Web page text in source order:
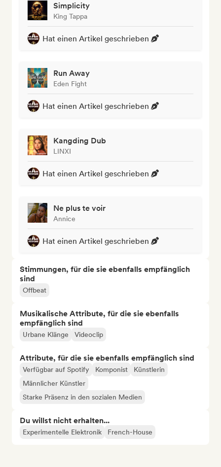
Simplicity
King Tappa
Hat einen Artikel geschrieben
Run Away
Eden Fight
Hat einen Artikel geschrieben
Kangding Dub
LINXI
Hat einen Artikel geschrieben
Ne plus te voir
Annice
Hat einen Artikel geschrieben
Stimmungen, für die sie ebenfalls empfänglich
sind
Offbeat
Musikalische Attribute, für die sie ebenfalls
empfänglich sind
Urbane Klänge Videoclip
Attribute, für die sie ebenfalls empfänglich sind
Verfügbar auf Spotify Komponist
Künstlerin
Männlicher Künstler
Starke Präsenz in den sozialen Medien
Du willst nicht erhalten...
Experimentelle Elektronik French-House